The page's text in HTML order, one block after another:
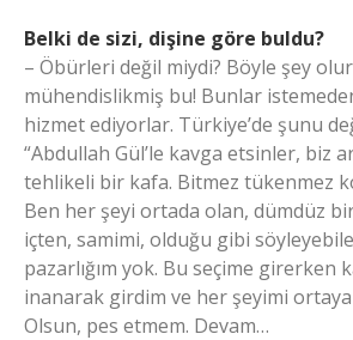
Belki de sizi, dişine göre buldu?
– Öbürleri değil miydi? Böyle şey
mühendislikmiş bu! Bunlar
hizmet ediyorlar. Türkiye’de şunu
“Abdullah Gül’le kavga etsinler, biz
tehlikeli bir kafa. Bitmez tükenmez
Ben her şeyi ortada olan, dümdüz
içten, samimi, olduğu gibi
pazarlığım yok. Bu seçime girerken
inanarak girdim ve her şeyimi ortaya
Olsun, pes etmem. Devam…